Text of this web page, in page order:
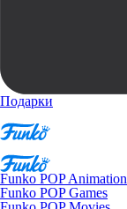
Подарки
Funko POP Animation
Funko POP Games